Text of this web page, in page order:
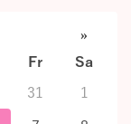
»
Fr
Sa
31
1